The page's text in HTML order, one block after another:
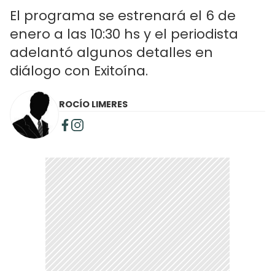
El programa se estrenará el 6 de
enero a las 10:30 hs y el periodista
adelantó algunos detalles en
diálogo con Exitoína.
ROCÍO LIMERES